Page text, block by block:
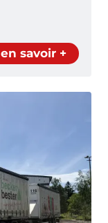
en savoir +